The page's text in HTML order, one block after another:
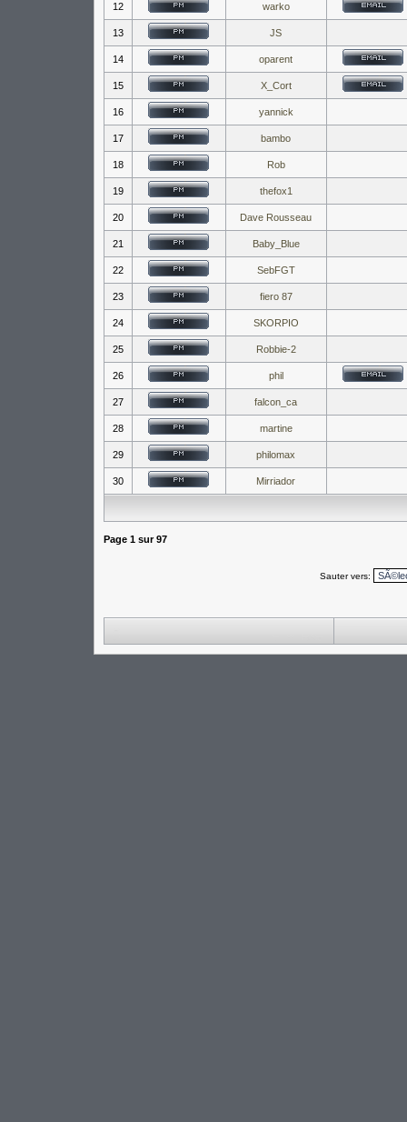
12 warko
13 JS
14 oparent
15 X_Cort
16 yannick
17 bambo
18 Rob
19 thefox1
20 Dave Rousseau
21 Baby_Blue
22 SebFGT
23 fiero 87
24 SKORPIO
25 Robbie-2
26 phil
27 falcon_ca
28 martine
29 philomax
30 Mirriador
Page 1sur97
Sauter vers: